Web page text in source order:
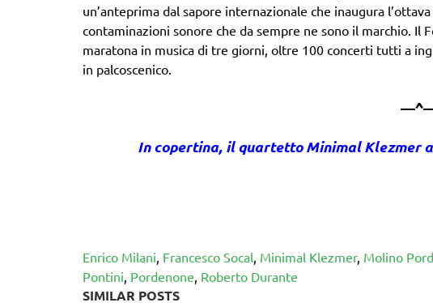
un’anteprima dal sapore internazionale che inaugura
contaminazioni sonore che da sempre ne sono il marchio. Il
maratona in musica di tre giorni, oltre 100 concerti tutti a
in palcoscenico.
In copertina, il quartetto Minimal Klezmer
Enrico Milani, Francesco Socal, Minimal Klezmer, Molino
Pontini, Pordenone, Roberto Durante
SIMILAR POSTS